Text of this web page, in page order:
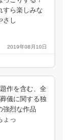
すら楽しみな
さし
2019年08月10日
作を含む、全
儀に関する独
強烈な作品
ょっ